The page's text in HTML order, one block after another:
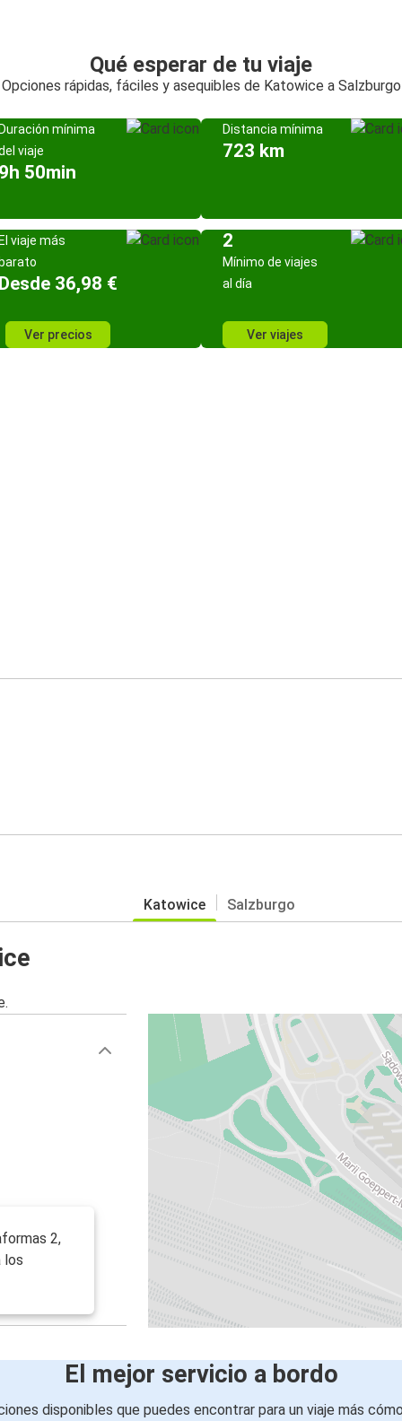
Qué esperar de tu viaje
Opciones rápidas, fáciles y asequibles de Katowice a Salzburgo
mínima
viaje
50min
Distancia mínima
723 km
viaje más
36,98 €
Ver precios
2
Mínimo de viajes
al día
Ver viajes
Katowice Salzburgo
2,
los
El mejor servicio a bordo
disponibles que puedes encontrar para un viaje más